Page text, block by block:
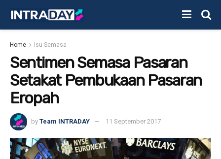
Home Isu Semasa
Sentimen Semasa Pasaran
Setakat Pembukaan Pasaran
Eropah
by Team INTRADAY 11 September 2017